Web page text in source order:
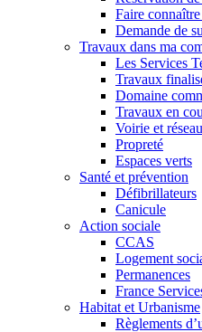
Faire
Demande de
Travaux dans ma
Les Services
Travaux
Domaine
Travaux en
Voirie et
Propreté
Espaces verts
Santé et prévention
Défibrillateurs
Canicule
Action sociale
CCAS
Logement
Permanences
France
Habitat et Urbanisme
Règlements